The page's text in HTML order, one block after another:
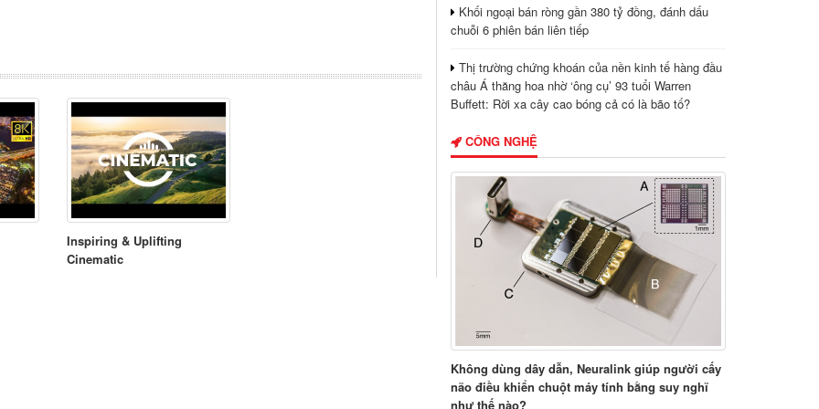
Inspiring & Uplifting
Cinematic
Khối ngoại bán ròng gần 380 tỷ đồng, đánh dấu
chuỗi 6 phiên bán liên tiếp
Thị trường chứng khoán của nền kinh tế hàng đầu
châu Á thăng hoa nhờ ‘ông cụ’ 93 tuổi Warren
Buffett: Rời xa cây cao bóng cả có là bão tố?
CÔNG NGHỆ
Không dùng dây dẫn, Neuralink giúp người cấy
não điều khiển chuột máy tính bằng suy nghĩ
như thế nào?